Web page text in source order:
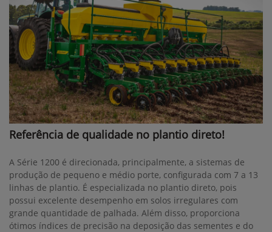
Referência de qualidade no plantio direto!
A Série 1200 é direcionada, principalmente, a sistemas de
produção de pequeno e médio porte, configurada com 7 a 13
linhas de plantio. É especializada no plantio direto, pois
possui excelente desempenho em solos irregulares com
grande quantidade de palhada. Além disso, proporciona
ótimos índices de precisão na deposição das sementes e do